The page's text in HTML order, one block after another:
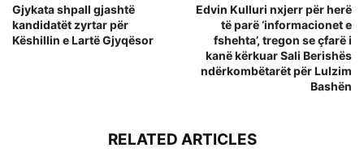
Gjykata shpall gjashtë
kandidatët zyrtar për
Këshillin e Lartë Gjyqësor
Edvin Kulluri nxjerr për herë
të parë ‘informacionet e
fshehta’, tregon se çfarë i
kanë kërkuar Sali Berishës
ndërkombëtarët për Lulzim
Bashën
RELATED ARTICLES